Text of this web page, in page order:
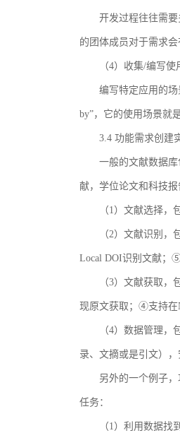
开发过程往往需
的团体成员对于需求
（4）收集/编写
编写特定应用的场
by”，它的使用场景就
3.4 功能需求创建
一般的文献数据
献，学位论文和科技
（1）文献选择
（2）文献识别
Local DOI识别文献；
（3）文献获取
现原文获取；④支持在
（4）数据管理
录、文摘或是引文）
另外的一个例子，
任务：
（1）利用数据找